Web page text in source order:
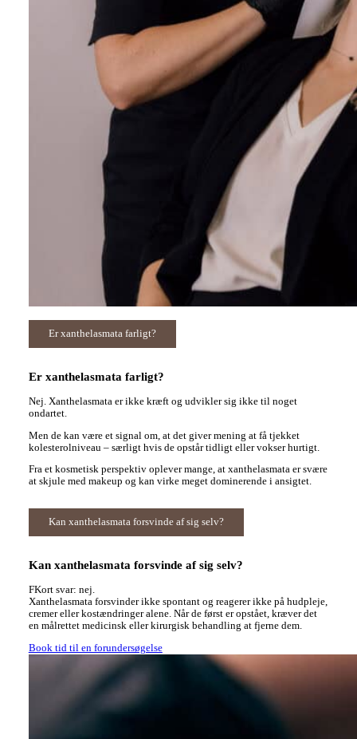
Er xanthelasmata farligt?
Er xanthelasmata farligt?
Nej. Xanthelasmata er ikke kræft og udvikler sig ikke til noget
ondartet.
Men de kan være et signal om, at det giver mening at få tjekket
kolesterolniveau – særligt hvis de opstår tidligt eller vokser hurtigt.
Fra et kosmetisk perspektiv oplever mange, at xanthelasmata er svære
at skjule med makeup og kan virke meget dominerende i ansigtet.
Kan xanthelasmata forsvinde af sig selv?
Kan xanthelasmata forsvinde af sig selv?
FKort svar: nej.
Xanthelasmata forsvinder ikke spontant og reagerer ikke på hudpleje,
cremer eller kostændringer alene. Når de først er opstået, kræver det
en målrettet medicinsk eller kirurgisk behandling at fjerne dem.
Book tid til en forundersøgelse